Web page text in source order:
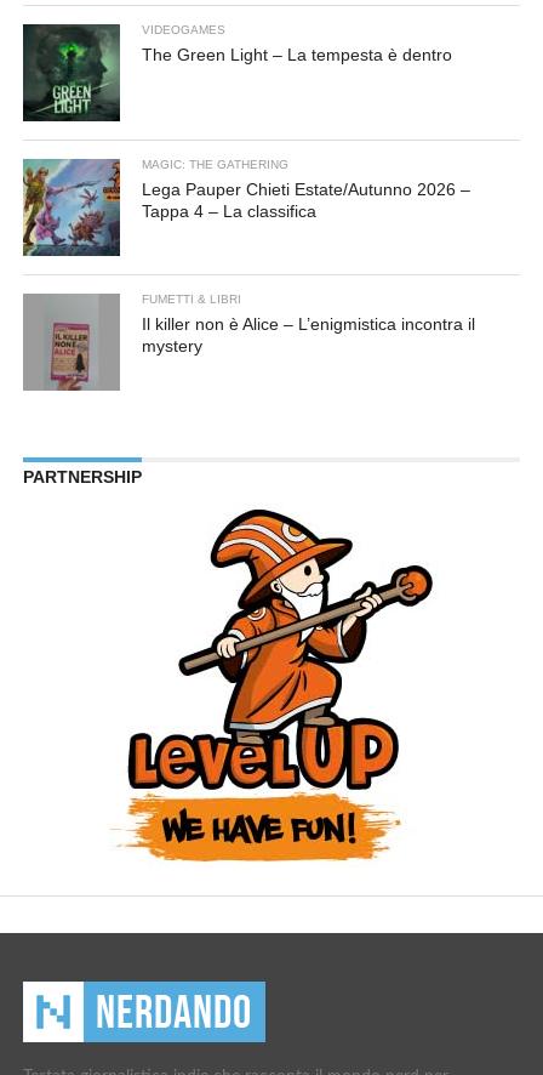
VIDEOGAMES
The Green Light – La tempesta è dentro
MAGIC: THE GATHERING
Lega Pauper Chieti Estate/Autunno 2026 –
Tappa 4 – La classifica
FUMETTI & LIBRI
Il killer non è Alice – L’enigmistica incontra il
mystery
PARTNERSHIP